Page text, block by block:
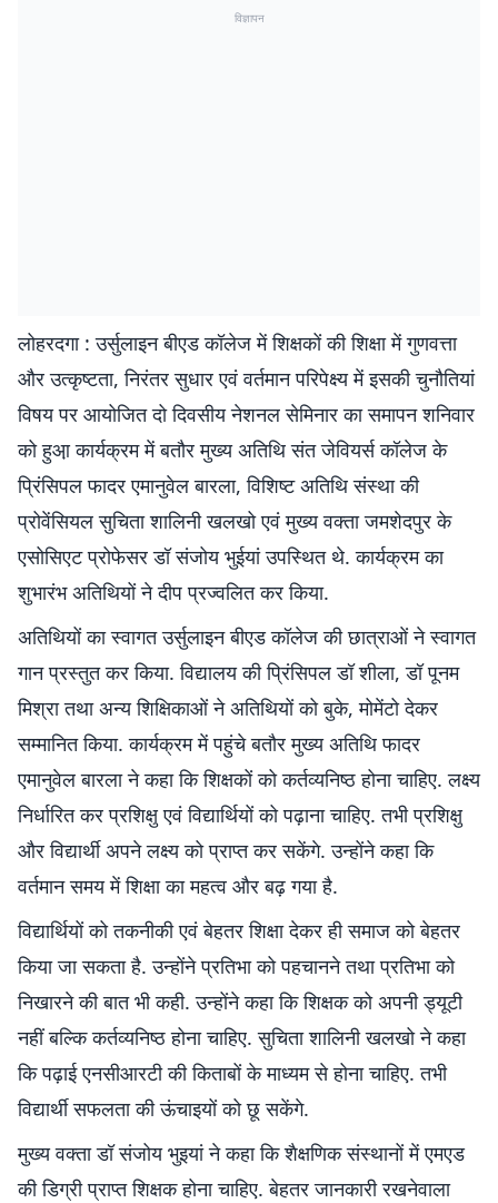
विज्ञापन
लोहरदगा : उर्सुलाइन बीएड कॉलेज में शिक्षकों की शिक्षा में गुणवत्ता
और उत्कृष्टता, निरंतर सुधार एवं वर्तमान परिपेक्ष्य में इसकी चुनौतियां
विषय पर आयोजित दो दिवसीय नेशनल सेमिनार का समापन शनिवार
को हुआ़ कार्यक्रम में बतौर मुख्य अतिथि संत जेवियर्स कॉलेज के
प्रिंसिपल फादर एमानुवेल बारला, विशिष्ट अतिथि संस्था की
प्रोवेंसियल सुचिता शालिनी खलखो एवं मुख्य वक्ता जमशेदपुर के
एसोसिएट प्रोफेसर डॉ संजोय भुईयां उपस्थित थे. कार्यक्रम का
शुभारंभ अतिथियों ने दीप प्रज्वलित कर किया.
अतिथियों का स्वागत उर्सुलाइन बीएड कॉलेज की छात्राओं ने स्वागत
गान प्रस्तुत कर किया. विद्यालय की प्रिंसिपल डॉ शीला, डॉ पूनम
मिश्रा तथा अन्य शिक्षिकाओं ने अतिथियों को बुके, मोमेंटो देकर
सम्मानित किया. कार्यक्रम में पहुंचे बतौर मुख्य अतिथि फादर
एमानुवेल बारला ने कहा कि शिक्षकों को कर्तव्यनिष्ठ होना चाहिए. लक्ष्य
निर्धारित कर प्रशिक्षु एवं विद्यार्थियों को पढ़ाना चाहिए. तभी प्रशिक्षु
और विद्यार्थी अपने लक्ष्य को प्राप्त कर सकेंगे. उन्होंने कहा कि
वर्तमान समय में शिक्षा का महत्व और बढ़ गया है.
विद्यार्थियों को तकनीकी एवं बेहतर शिक्षा देकर ही समाज को बेहतर
किया जा सकता है. उन्होंने प्रतिभा को पहचानने तथा प्रतिभा को
निखारने की बात भी कही. उन्होंने कहा कि शिक्षक को अपनी ड्यूटी
नहीं बल्कि कर्तव्यनिष्ठ होना चाहिए. सुचिता शालिनी खलखो ने कहा
कि पढ़ाई एनसीआरटी की किताबों के माध्यम से होना चाहिए. तभी
विद्यार्थी सफलता की ऊंचाइयों को छू सकेंगे.
मुख्य वक्ता डॉ संजोय भुइयां ने कहा कि शैक्षणिक संस्थानों में एमएड
की डिग्री प्राप्त शिक्षक होना चाहिए. बेहतर जानकारी रखनेवाला